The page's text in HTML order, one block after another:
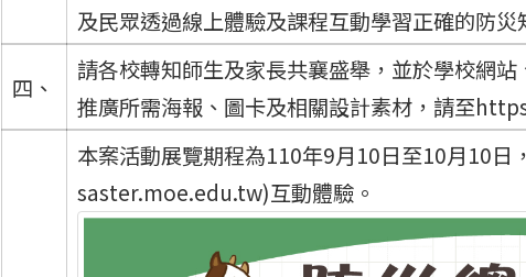
及民眾透過線上體驗及課程互動學習正確的防災
四、
請各校轉知師生及家長共襄盛舉，並於學校網
推廣所需海報、圖卡及相關設計素材，請至
本案活動展覽期程為110年9月10日至10月10
saster.moe.edu.tw)互動體驗。